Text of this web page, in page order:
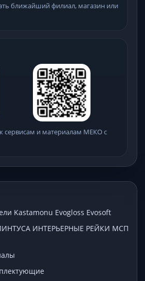
ближайший филиал, магазин или
сервисам и материалам МЕКО с
Kastamonu Evogloss Evosoft
ИНТЕРЬЕРНЫЕ РЕЙКИ МСП